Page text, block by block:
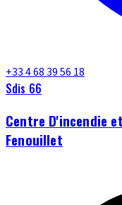
+33 4 68 39 56 18
Sdis 66
Centre D'incendie
Fenouillet